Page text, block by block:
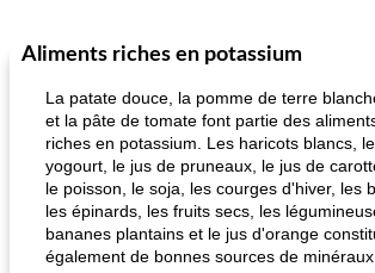
25min
Petit déjeuner et brunch Viande et volaille
Aliments riches en potassium
La patate douce, la pomme de terre
et la pâte de tomate font partie des
riches en potassium. Les haricots blancs,
yogourt, le jus de pruneaux, le jus de
le poisson, le soja, les courges d'hiver, les
les épinards, les fruits secs, les
bananes plantains et le jus d'orange
également de bonnes sources de minéraux.